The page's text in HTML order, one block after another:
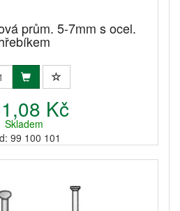
prům. 5-7mm s ocel.
Kč
Skladem
99 100 101